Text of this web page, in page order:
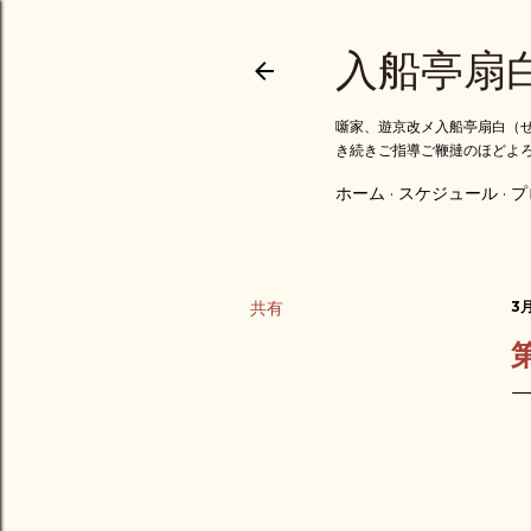
入船亭扇
噺家、遊京改メ入船亭扇白（
き続きご指導ご鞭撻のほどよ
ホーム スケジュール
共有 3